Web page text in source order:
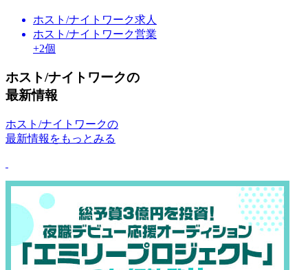
ホスト/ナイトワーク求人
ホスト/ナイトワーク営業
+2個
ホスト/ナイトワークの
最新情報
ホスト/ナイトワークの
最新情報をもっとみる